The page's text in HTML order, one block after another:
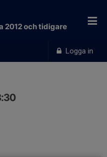
Logga in
2012 och tidigare